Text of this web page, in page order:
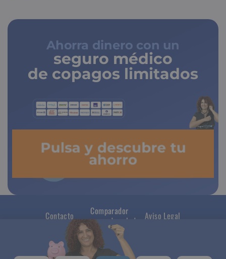
Ahorra dinero con un
seguro médico
de copagos limitados
Pulsa y descubre tu
ahorro
Contacto
Comparador
seguros de salud
Aviso Legal